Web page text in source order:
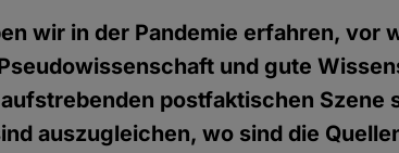
wir in der Pandemie erfahren, vor
und gute
postfaktischen Szene
auszugleichen, wo sind die